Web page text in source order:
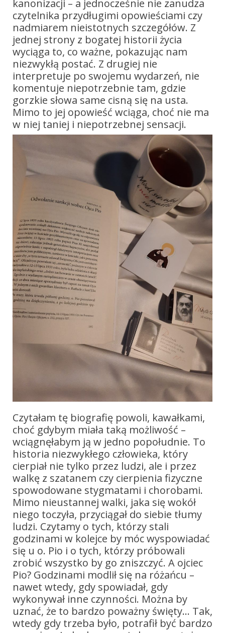
kanonizacji – a jednocześnie nie zanudza
czytelnika przydługimi opowieściami czy
nadmiarem nieistotnych szczegółów. Z
jednej strony z bogatej historii życia
wyciąga to, co ważne, pokazując nam
niezwykłą postać. Z drugiej nie
interpretuje po swojemu wydarzeń, nie
komentuje niepotrzebnie tam, gdzie
gorzkie słowa same cisną się na usta.
Mimo to jej opowieść wciąga, choć nie ma
w niej taniej i niepotrzebnej sensacji.
Czytałam tę biografię powoli, kawałkami,
choć gdybym miała taką możliwość –
wciągnęłabym ją w jedno popołudnie. To
historia niezwykłego człowieka, który
cierpiał nie tylko przez ludzi, ale i przez
walkę z szatanem czy cierpienia fizyczne
spowodowane stygmatami i chorobami.
Mimo nieustannej walki, jaka się wokół
niego toczyła, przyciągał do siebie tłumy
ludzi. Czytamy o tych, którzy stali
godzinami w kolejce by móc wyspowiadać
się u o. Pio i o tych, którzy próbowali
zrobić wszystko by go zniszczyć. A ojciec
Pio? Godzinami modlił się na różańcu –
nawet wtedy, gdy spowiadał, gdy
wykonywał inne czynności. Można by
uznać, że to bardzo poważny święty… Tak,
wtedy gdy trzeba było, potrafił być bardzo